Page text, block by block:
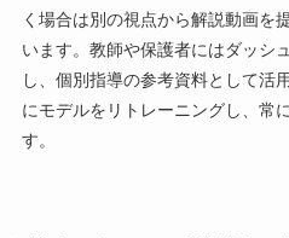
く場合は別の視点から解説動画を
います。教師や保護者にはダッシ
し、個別指導の参考資料として活
にモデルをリトレーニングし、常
す。